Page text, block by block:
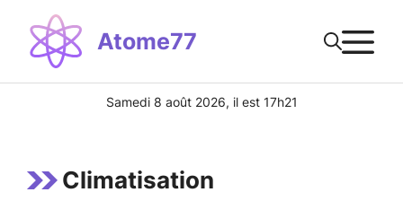
contenu
Atome77
Samedi 8 août 2026, il est 17h21
Climatisation